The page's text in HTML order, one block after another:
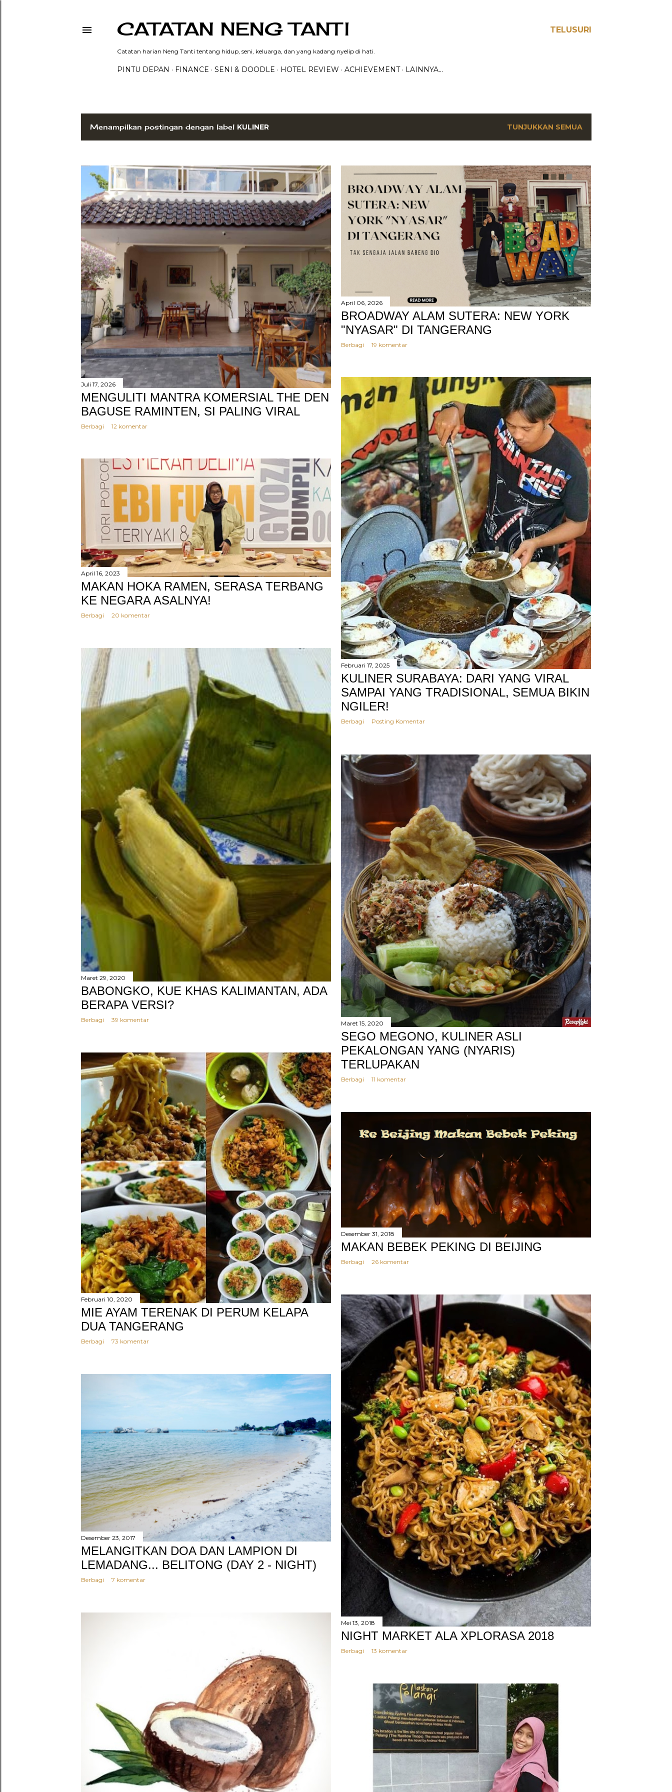
TELUSURI
CATATAN NENG TANTI
Catatan harian Neng Tanti tentang hidup, seni, keluarga, dan yang kadang nyelip di hati.
PINTU DEPAN FINANCE SENI & DOODLE HOTEL REVIEW ACHIEVEMENT LAINNYA…
P
s
i
n
g
a
n
Menampilkan postingan dengan label KULINER TUNJUKKAN SEMUA
Juli 17, 2026
MENGULITI MANTRA KOMERSIAL THE DEN
BAGUSE RAMINTEN, SI PALING VIRAL
Berbagi 12 komentar
April 06, 2026
BROADWAY ALAM SUTERA: NEW YORK
"NYASAR" DI TANGERANG
Berbagi 19 komentar
Februari 17, 2025
KULINER SURABAYA: DARI YANG VIRAL
SAMPAI YANG TRADISIONAL, SEMUA BIKIN
NGILER!
Berbagi Posting Komentar
April 16, 2023
MAKAN HOKA RAMEN, SERASA TERBANG
KE NEGARA ASALNYA!
Berbagi 20 komentar
Maret 29, 2020
BABONGKO, KUE KHAS KALIMANTAN, ADA
BERAPA VERSI?
Berbagi 39 komentar Maret 15, 2020
SEGO MEGONO, KULINER ASLI
PEKALONGAN YANG (NYARIS)
TERLUPAKAN
Berbagi 11 komentar
Februari 10, 2020
MIE AYAM TERENAK DI PERUM KELAPA
DUA TANGERANG
Berbagi 73 komentar
Desember 31, 2018
MAKAN BEBEK PEKING DI BEIJING
Berbagi 26 komentar
Mei 13, 2018
NIGHT MARKET ALA XPLORASA 2018
Berbagi 13 komentar
Desember 23, 2017
MELANGITKAN DOA DAN LAMPION DI
LEMADANG... BELITONG (DAY 2 - NIGHT)
Berbagi 7 komentar